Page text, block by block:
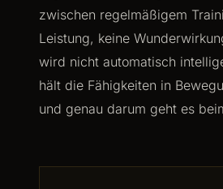
zwischen regelmäßigem
Leistung, keine
wird nicht automatisch
hält die Fähigkeiten in
und genau darum geht es